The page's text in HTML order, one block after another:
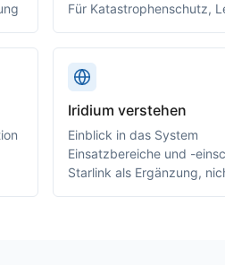
Für Katastrophenschutz,
Iridium verstehen
Einblick in das System
Einsatzbereiche und -
Starlink als Ergänzung,